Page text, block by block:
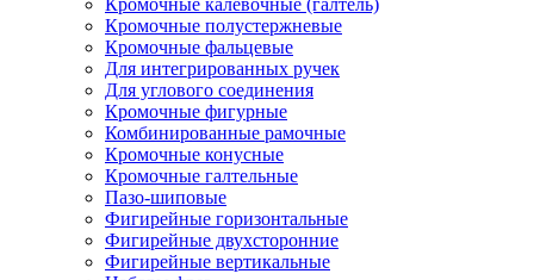
Кромочные калёвочные (галтель)
Кромочные полустержневые
Кромочные фальцевые
Для интегрированных ручек
Для углового соединения
Кромочные фигурные
Комбинированные рамочные
Кромочные конусные
Кромочные галтельные
Пазо-шиповые
Фигирейные горизонтальные
Фигирейные двухсторонние
Фигирейные вертикальные